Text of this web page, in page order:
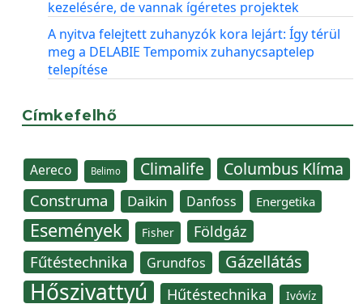
kezelésére, de vannak ígéretes projektek
A nyitva felejtett zuhanyzók kora lejárt: Így térül
meg a DELABIE Tempomix zuhanycsaptelep
telepítése
Címkefelhő
Aereco Belimo Climalife Columbus Klíma
Construma Daikin Danfoss Energetika
Események Fisher Földgáz
Fűtéstechnika Grundfos Gázellátás
Hőszivattyú Hűtéstechnika Ivóvíz